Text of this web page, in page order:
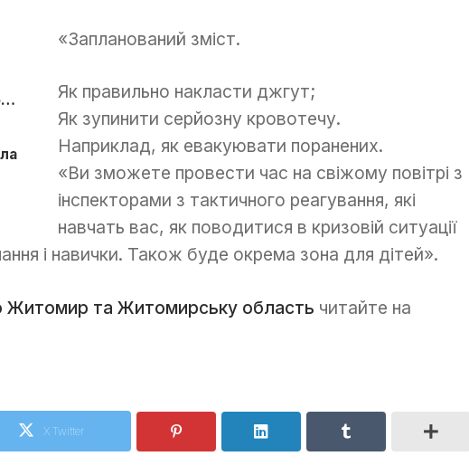
«Запланований зміст.
Як правильно накласти джгут;
Як зупинити серйозну кровотечу.
Наприклад, як евакуювати поранених.
«Ви зможете провести час на свіжому повітрі з
інспекторами з тактичного реагування, які
навчать вас, як поводитися в кризовій ситуації
і навички. Також буде окрема зона для дітей».
Житомир та Житомирську область читайте на
X Twitter